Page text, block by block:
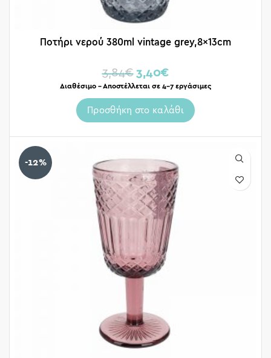
Ποτήρι νερoύ 380ml vintage grey,8x13cm
3,84€ 3,40€
Διαθέσιμο – Αποστέλλεται σε 4-7 εργάσιμες
Προσθήκη στο καλάθι
-12%